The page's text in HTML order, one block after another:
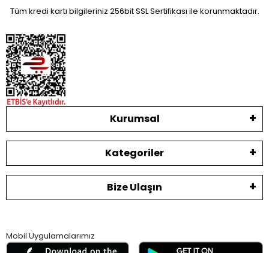
Tüm kredi kartı bilgileriniz 256bit SSL Sertifikası ile korunmaktadır.
Kurumsal
Kategoriler
Bize Ulaşın
Mobil Uygulamalarımız